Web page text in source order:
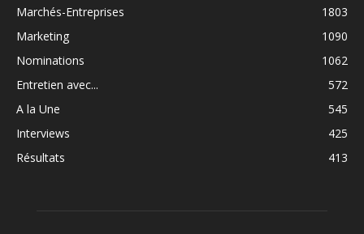
Marchés-Entreprises
1803
Marketing
1090
Nominations
1062
Entretien avec...
572
A la Une
545
Interviews
425
Résultats
413